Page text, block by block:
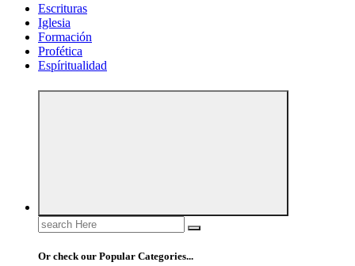
Escrituras
Iglesia
Formación
Profética
Espíritualidad
Search
for:
Or check our Popular Categories...